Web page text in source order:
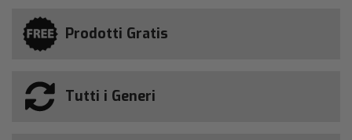
Prodotti Gratis
Tutti i Generi